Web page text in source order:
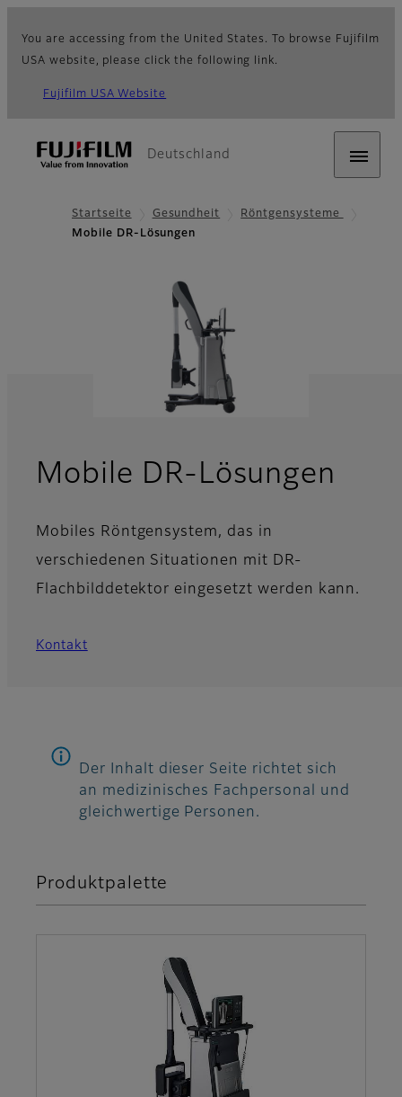
You are accessing from the United States. To browse Fujifilm
USA website, please click the following link.
Fujifilm USA Website
Deutschland
Startseite Gesundheit
Röntgensysteme
Mobile DR-Lösungen
Mobile DR-Lösungen
Mobiles Röntgensystem, das in
verschiedenen Situationen mit DR-
Flachbilddetektor eingesetzt werden kann.
Kontakt
Der Inhalt dieser Seite richtet sich
an medizinisches Fachpersonal und
gleichwertige Personen.
Produktpalette